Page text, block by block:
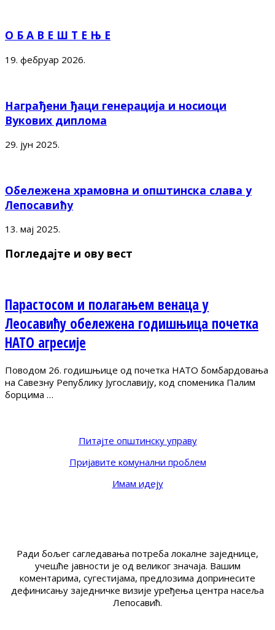
О Б А В Е Ш Т Е Њ Е
19. фебруар 2026.
Награђени ђаци генерација и носиоци
Вукових диплома
29. јун 2025.
Обележена храмовна и општинска слава у
Лепосавићу
13. мај 2025.
Погледајте и ову вест
Парастосом и полагањем венаца у
Леосавићу обележена годишњица почетка
НАТО агресије
Поводом 26. годишњице од почетка НАТО бомбардовања
на Савезну Републику Југославију, код споменика Палим
борцима …
Питајте општинску управу
Пријавите комунални проблем
Имам идеју
Ради бољег сагледавања потреба локалне заједнице,
учешће јавности је од великог значаја. Вашим
коментарима, сугестијама, предлозима допринесите
дефинисању заједничке визије уређења центра насеља
Лепосавић.